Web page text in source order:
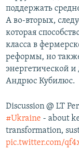
поддержать
А во-вторых,
которая
класса в
реформы, но
энергетической и
Андрюс Кубилюс.
Discussion @ LT
#Ukraine - about
transformation,
pic.twitter.com/